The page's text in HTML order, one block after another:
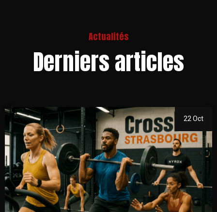
Actualités
Derniers articles
22 Oct